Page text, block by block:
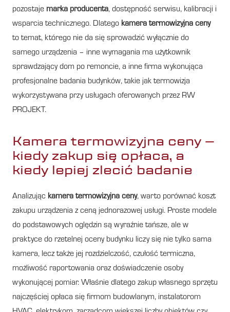
pozostaje marka producenta, dostępność serwisu, kalibracji i
wsparcia technicznego. Dlatego kamera termowizyjna ceny
to temat, którego nie da się sprowadzić wyłącznie do
samego urządzenia – inne wymagania ma użytkownik
sprawdzający dom po remoncie, a inne firma wykonująca
profesjonalne badania budynków, takie jak termowizja
wykorzystywana przy usługach oferowanych przez RW
PROJEKT.
Kamera termowizyjna ceny –
kiedy zakup się opłaca, a
kiedy lepiej zlecić badanie
Analizując kamera termowizyjna ceny, warto porównać koszt
zakupu urządzenia z ceną jednorazowej usługi. Proste modele
do podstawowych oględzin są wyraźnie tańsze, ale w
praktyce do rzetelnej oceny budynku liczy się nie tylko sama
kamera, lecz także jej rozdzielczość, czułość termiczna,
możliwość raportowania oraz doświadczenie osoby
wykonującej pomiar. Właśnie dlatego zakup własnego sprzętu
najczęściej opłaca się firmom budowlanym, instalatorom